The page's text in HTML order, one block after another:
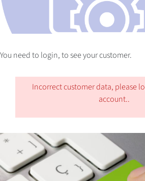
You need to login, to see your customer.
Incorrect customer data, please
account..